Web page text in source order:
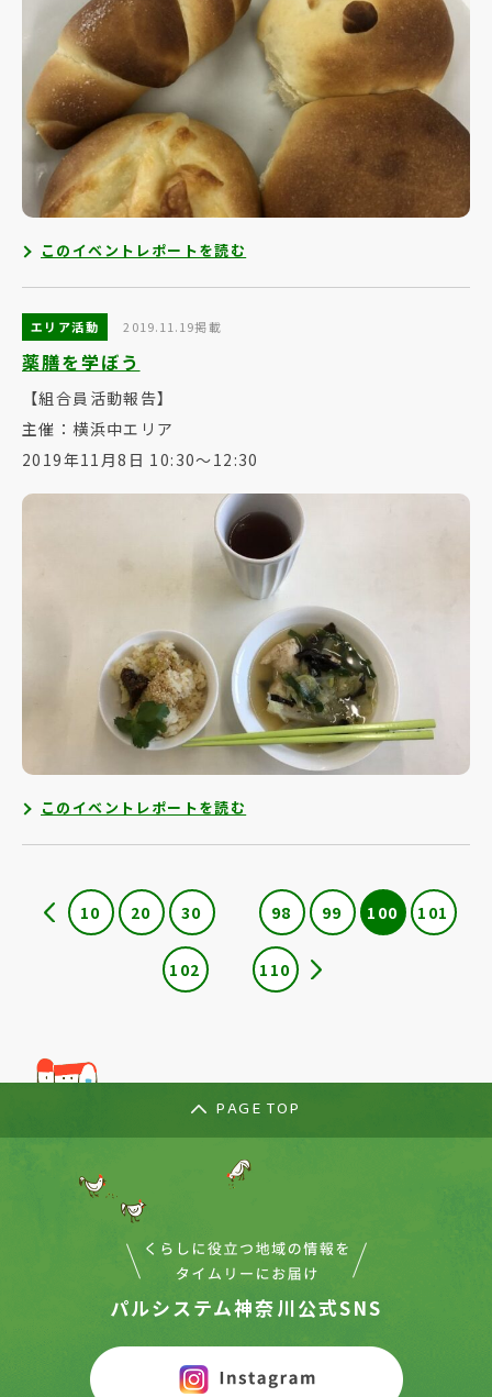
このイベントレポートを読む
エリア活動 2019.11.19掲載
薬膳を学ぼう
【組合員活動報告】
主催：横浜中エリア
2019年11月8日 10:30～12:30
このイベントレポートを読む
10 20 30 98 99 100 101
102 110
PAGE TOP
パルシステム神奈川公式SNS